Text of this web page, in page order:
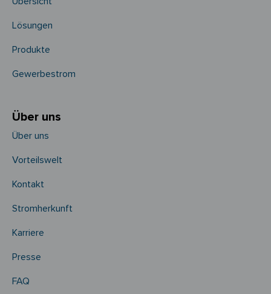
Lösungen
Produkte
Gewerbestrom
Über uns
Über uns
Vorteilswelt
Kontakt
Stromherkunft
Karriere
Presse
FAQ